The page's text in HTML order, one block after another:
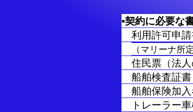
▪契約に必要な
利用許可申
（マリーナ所
住民票（法人
船舶検査証書
船舶保険加入
トレーラー車